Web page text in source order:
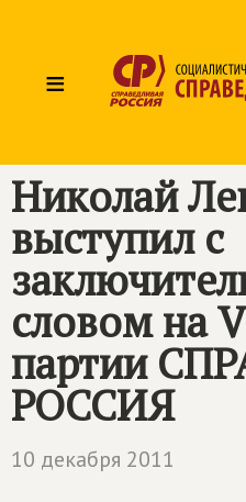
≡
Николай
выступил с
словом на
партии
РОССИЯ
10 декабря 2011